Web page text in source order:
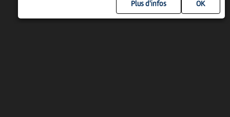
Plus d'infos